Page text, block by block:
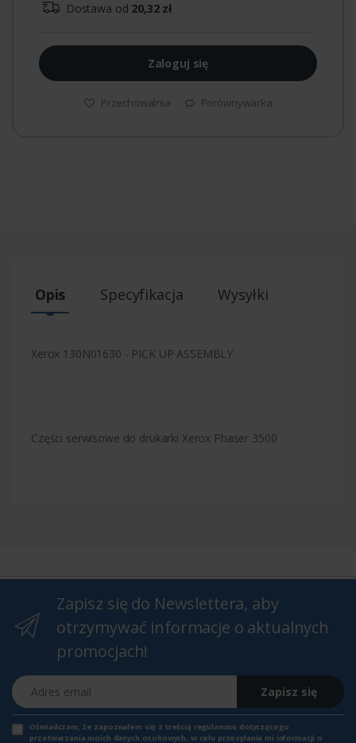
Dostawa od 20,32 zł
Zaloguj się
Przechowalnia Porównywarka
Opis Specyfikacja Wysyłki
Xerox 130N01630 - PICK UP ASSEMBLY
Części serwisowe do drukarki Xerox Phaser 3500
Zapisz się do Newslettera, aby
otrzymywać informacje o aktualnych
promocjach!
Adres email
Zapisz się
Oświadczam, że zapoznałem się z treścią regulaminu dotyczącego
przetwarzania moich danych osobowych, w celu przesyłania mi informacji o